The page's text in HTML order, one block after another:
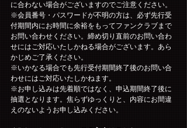
に合わない場合がございますのでご注意ください。
※会員番号・パスワードが不明の方は、必ず先行受
付期間内にお時間に余裕をもってファンクラブまで
お問い合わせください。締め切り直前のお問い合わ
せにはご対応いたしかねる場合がございます。あら
かじめご了承ください。
※いかなる場合でも先行受付期間終了後のお問い合
わせにはご対応いたしかねます。
※お申し込みは先着順ではなく、申込期間終了後に
抽選となります。焦らずゆっくりと、内容にお間違
えのないようお申し込みください。